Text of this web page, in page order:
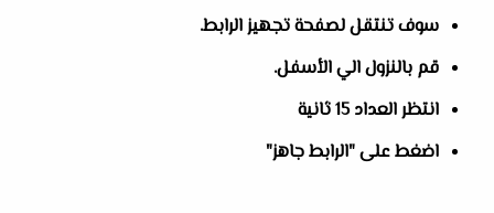
سوف تنتقل لصفحة تجهيز الرابط.
قم بالنزول الي الأسفل.
انتظر العداد 15 ثانية
اضغط على "الرابط جاهز"